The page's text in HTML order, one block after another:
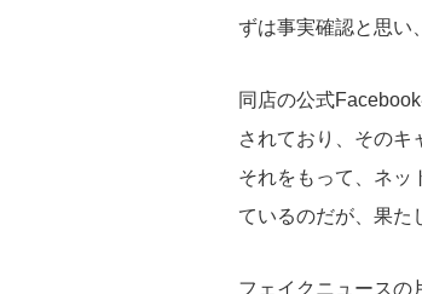
ずは事実確認と思い
同店の公式
されており、そのキ
それをもって、ネッ
ているのだが、果た
フェイクニュースの